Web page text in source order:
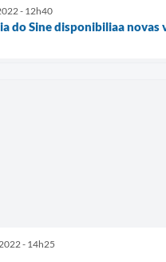
- 12h40
do Sine disponibiliaa novas
- 14h25